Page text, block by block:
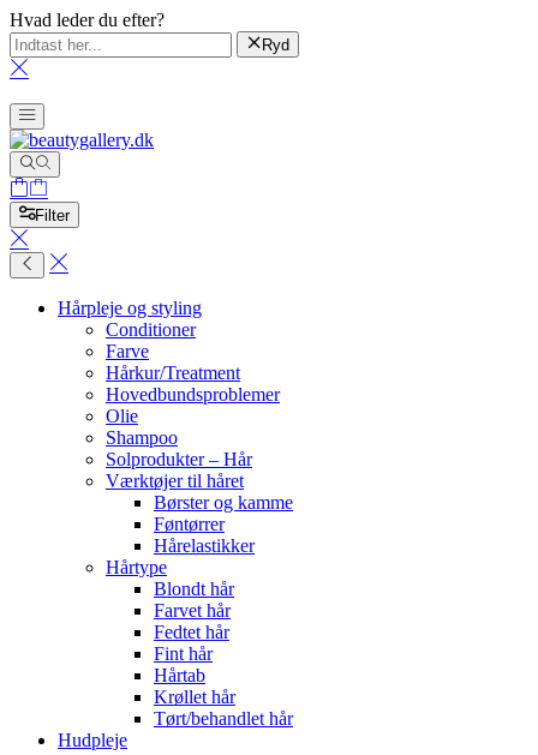
Hvad leder du efter?
Ryd
Filter
Hårpleje og styling
Conditioner
Farve
Hårkur/Treatment
Hovedbundsproblemer
Olie
Shampoo
Solprodukter – Hår
Værktøjer til håret
Børster og kamme
Føntørrer
Hårelastikker
Hårtype
Blondt hår
Farvet hår
Fedtet hår
Fint hår
Hårtab
Krøllet hår
Tørt/behandlet hår
Hudpleje